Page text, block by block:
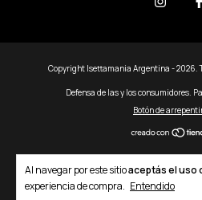
Al navegar por este sitioaceptás el uso
experiencia de compra. Entendido
Copyright Isettamania Argentina - 2026.
Defensa de las y los consumidores.
Botón de